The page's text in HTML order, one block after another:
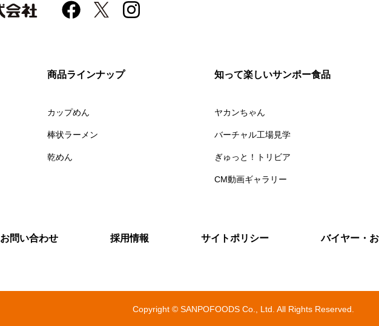
商品ラインナップ
カップめん
棒状ラーメン
乾めん
知って楽しいサンポー食品
ヤカンちゃん
バーチャル工場見学
ぎゅっと！トリビア
CM動画ギャラリー
お問い合わせ 採用情報 サイトポリシー バイヤー・
Copyright © SANPOFOODS Co., Ltd. All Rights Reserved.